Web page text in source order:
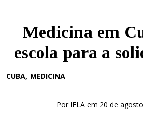
Medicina em
escola para a
CUBA MEDICINA
-
Por IELA em 20 de